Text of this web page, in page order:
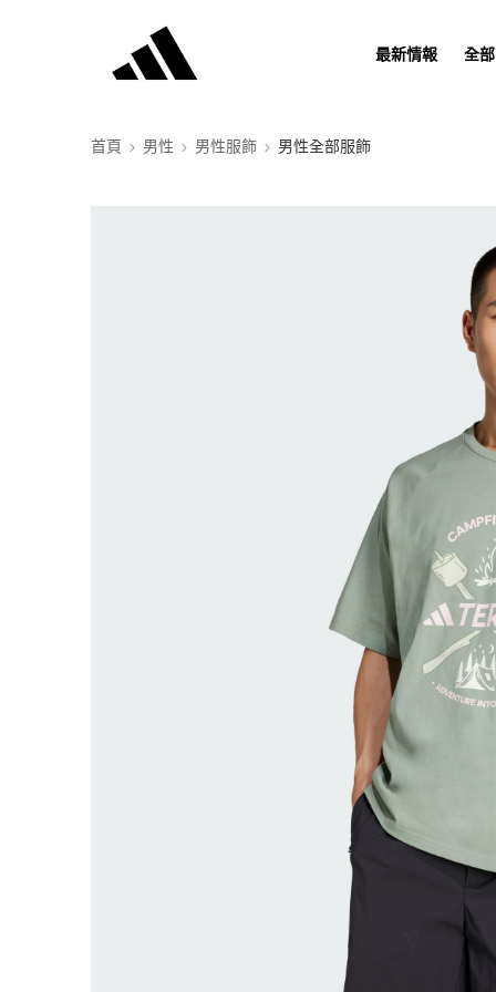
最新情報 全
首頁 男性 男性服飾 男性全部服飾